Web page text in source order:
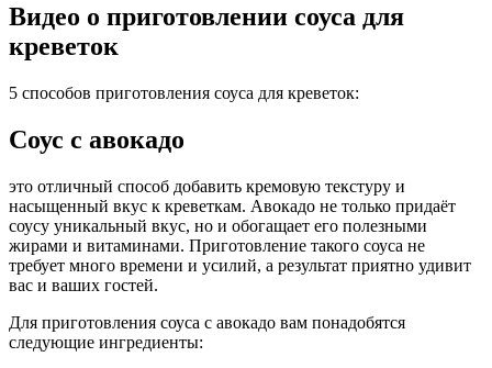
Видео о приготовлении соуса для
креветок
5 способов приготовления соуса для креветок:
Соус с авокадо
это отличный способ добавить кремовую текстуру и
насыщенный вкус к креветкам. Авокадо не только придаёт
соусу уникальный вкус, но и обогащает его полезными
жирами и витаминами. Приготовление такого соуса не
требует много времени и усилий, а результат приятно удивит
вас и ваших гостей.
Для приготовления соуса с авокадо вам понадобятся
следующие ингредиенты: